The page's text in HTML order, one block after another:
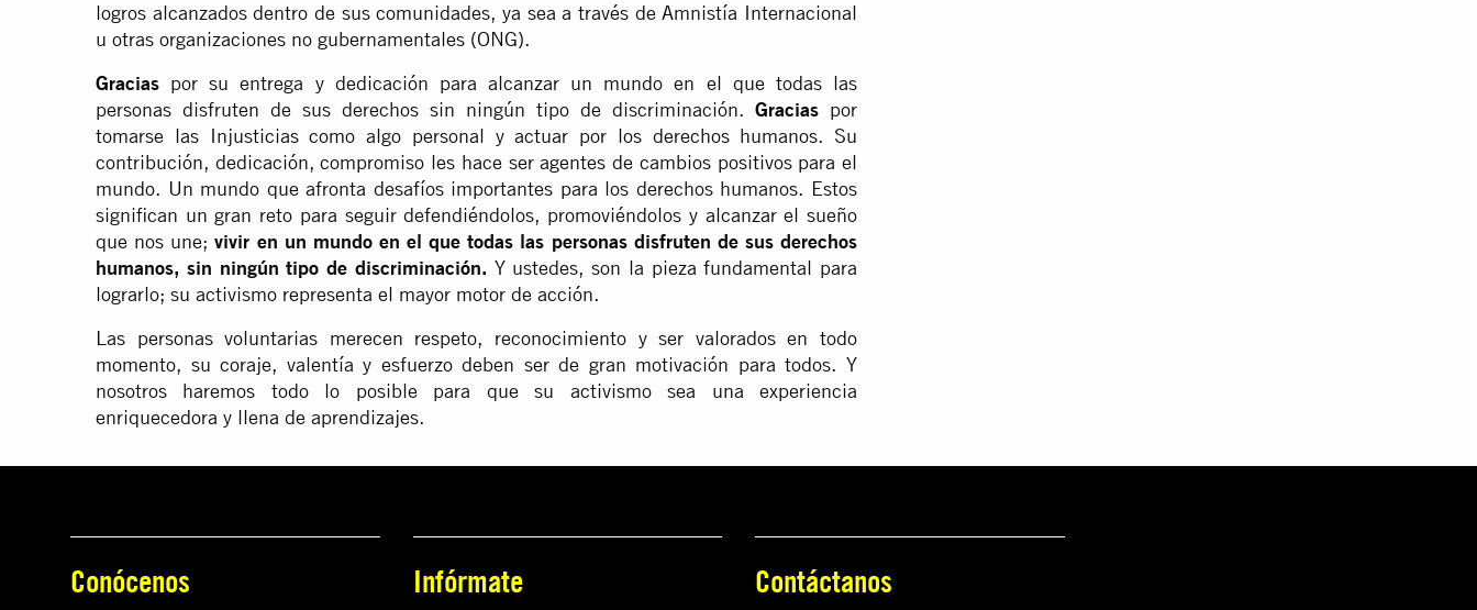
logros alcanzados dentro de sus comunidades, ya sea a través de Amnistía Internacional
u otras organizaciones no gubernamentales (ONG).
Gracias por su entrega y dedicación para alcanzar un mundo en el que todas las
personas disfruten de sus derechos sin ningún tipo de discriminación. Gracias por
tomarse las Injusticias como algo personal y actuar por los derechos humanos. Su
contribución, dedicación, compromiso les hace ser agentes de cambios positivos para el
mundo. Un mundo que afronta desafíos importantes para los derechos humanos. Estos
significan un gran reto para seguir defendiéndolos, promoviéndolos y alcanzar el sueño
que nos une;vivir en un mundo en el que todas las personas disfruten de sus derechos
humanos, sin ningún tipo de discriminación. Y ustedes, son la pieza fundamental para
lograrlo; su activismo representa el mayor motor de acción.
Las personas voluntarias merecen respeto, reconocimiento y ser valorados en todo
momento, su coraje, valentía y esfuerzo deben ser de gran motivación para todos. Y
nosotros haremos todo lo posible para que su activismo sea una experiencia
enriquecedora y llena de aprendizajes.
Conócenos Infórmate Contáctanos